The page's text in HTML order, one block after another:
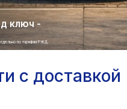
ключ -
по тарифам РЖД.
с доставкой